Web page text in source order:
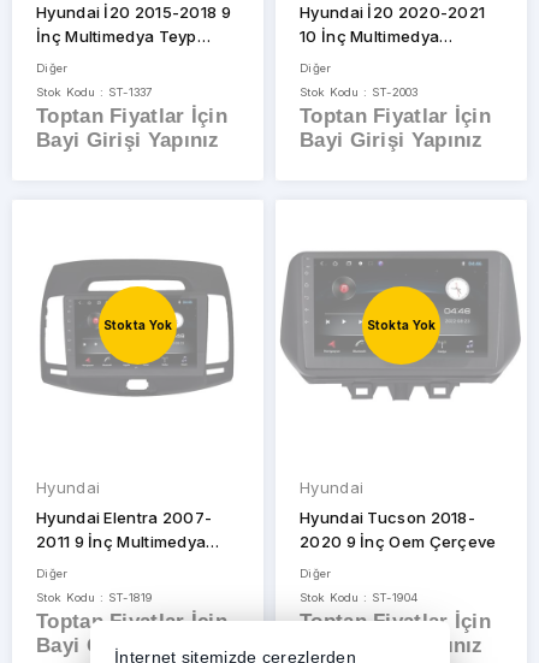
Hyundai İ20 2015-2018 9
İnç Multimedya Teyp
Çerçevesi
Diğer
Stok Kodu : ST-1337
Toptan Fiyatlar İçin
Bayi Girişi Yapınız
Hyundai İ20 2020-2021
10 İnç Multimedya
Çerçeve
Diğer
Stok Kodu : ST-2003
Toptan Fiyatlar İçin
Bayi Girişi Yapınız
Stokta Yok
Hyundai
Hyundai Elentra 2007-
2011 9 İnç Multimedya
Çerçeve
Diğer
Stok Kodu : ST-1819
Toptan Fiyatlar İçin
Bayi Girişi Yapınız
Stokta Yok
Hyundai
Hyundai Tucson 2018-
2020 9 İnç Oem Çerçeve
Diğer
Stok Kodu : ST-1904
Toptan Fiyatlar İçin
Bayi Girişi Yapınız
İnternet sitemizde çerezlerden